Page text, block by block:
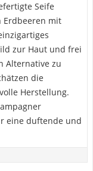
Seife
Erdbeeren mit
zur Haut und frei
Alternative zu
die
Herstellung.
eine duftende und